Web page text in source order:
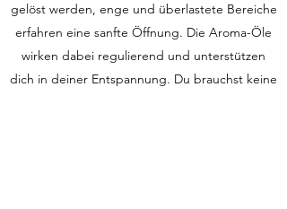
gelöst werden, enge und überlastete Bereiche
erfahren eine sanfte Öffnung. Die Aroma-Öle
wirken dabei regulierend und unterstützen
dich in deiner Entspannung. Du brauchst keine